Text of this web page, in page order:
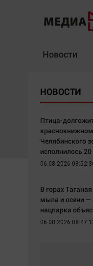
Новости
Архив
Общество
Политика
Экономика
НОВОСТИ
Птица-
Челябинского
исполнилось 20
06.08.2026
В горах
мыла и осени —
нацпарка
06.08.2026